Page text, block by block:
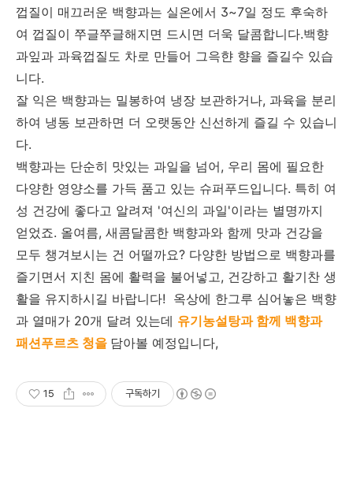
껍질이 매끄러운 백향과는 실온에서 3~7일 정도 후숙하
여 껍질이 쭈글쭈글해지면 드시면 더욱 달콤합니다.백향
과잎과 과육껍질도 차로 만들어 그윽햔 향을 즐길수 있습
니다.
잘 익은 백향과는 밀봉하여 냉장 보관하거나, 과육을 분리
하여 냉동 보관하면 더 오랫동안 신선하게 즐길 수 있습니
다.
백향과는 단순히 맛있는 과일을 넘어, 우리 몸에 필요한
다양한 영양소를 가득 품고 있는 슈퍼푸드입니다. 특히 여
성 건강에 좋다고 알려져 '여신의 과일'이라는 별명까지
얻었죠. 올여름, 새콤달콤한 백향과와 함께 맛과 건강을
모두 챙겨보시는 건 어떨까요? 다양한 방법으로 백향과를
즐기면서 지친 몸에 활력을 불어넣고, 건강하고 활기찬 생
활을 유지하시길 바랍니다! 옥상에 한그루 심어놓은 백향
과 열매가 20개 달려 있는데 유기농설탕과 함께 백향과
패션푸르츠 청을 담아볼 예정입니다,
15 구독하기